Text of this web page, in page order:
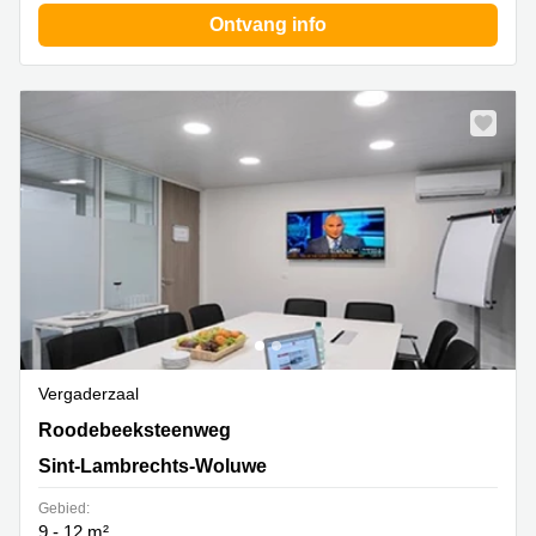
Ontvang info
Vergaderzaal
Ch. de Roodebeek, 206, Bruxelles, Sint-Lambrechts-
Woluwe
Roodebeeksteenweg
Sint-Lambrechts-Woluwe
Gebied: